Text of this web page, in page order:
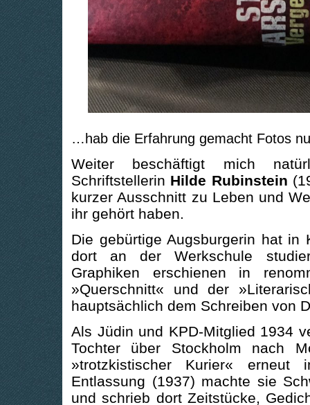
…hab die Erfahrung gemacht Fotos
Weiter beschäftigt mich
Schriftstellerin Hilde Rubinstein
kurzer Ausschnitt zu Leben und
ihr gehört haben.
Die gebürtige Augsburgerin hat in
dort an der Werkschule
Graphiken erschienen in
»Querschnitt« und der
hauptsächlich dem Schreiben von
Als Jüdin und KPD-Mitglied 1934
Tochter über Stockholm nach
»trotzkistischer Kurier«
Entlassung (1937) machte sie
und schrieb dort Zeitstücke,